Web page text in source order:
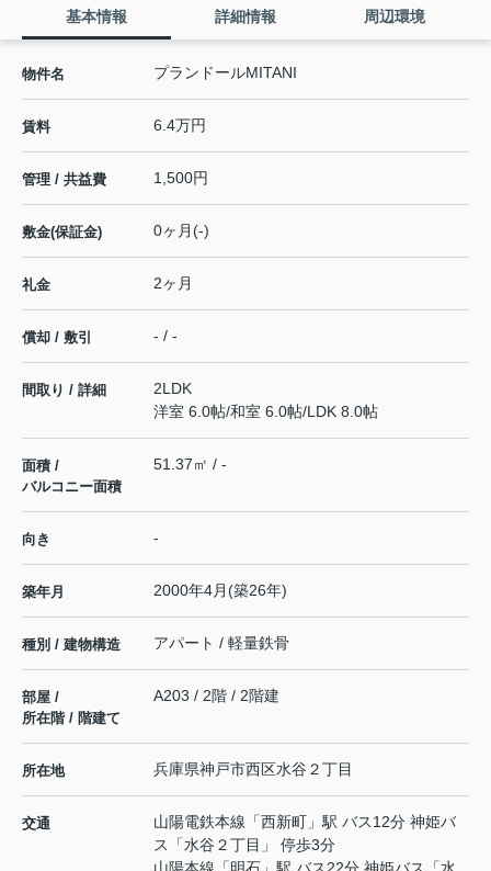
基本情報 詳細情報 周辺環境
物件名 プランドールMITANI
賃料 6.4万円
管理 / 共益費 1,500円
敷金(保証金) 0ヶ月(-)
礼金 2ヶ月
償却 / 敷引 - / -
間取り / 詳細
2LDK
洋室 6.0帖/和室 6.0帖/LDK 8.0帖
面積 /
バルコニー面積
51.37㎡ / -
向き -
築年月 2000年4月(築26年)
種別 / 建物構造 アパート / 軽量鉄骨
部屋 /
所在階 / 階建て
A203 / 2階 / 2階建
所在地 兵庫県神戸市西区水谷 ２丁目
交通 山陽電鉄本線 「西新町 」駅 バス12分 神姫バ
ス「水谷２丁目」 停歩3分